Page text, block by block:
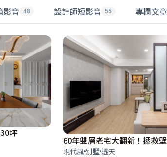
影音 48 設計師短影音 55 專欄文章
坪
現代風 別墅 透天